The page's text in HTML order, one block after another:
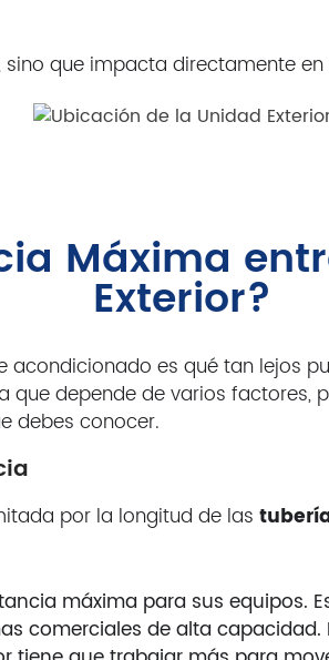
que impacta directamente
Máxima
Exterior?
acondicionado es qué tan lejos
que depende de varios
debes conocer.
por la longitud de las
máxima para sus equipos.
comerciales de alta